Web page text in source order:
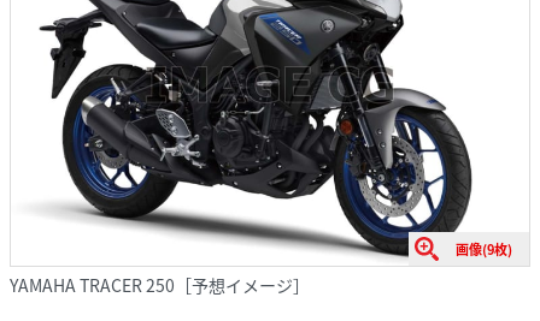
画像(9枚)
YAMAHA TRACER 250［予想イメージ］